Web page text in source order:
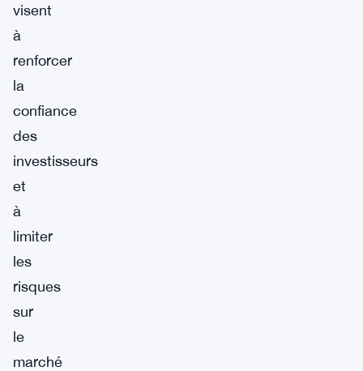
visent
à
renforcer
la
confiance
des
investisseurs
et
à
limiter
les
risques
sur
le
marché